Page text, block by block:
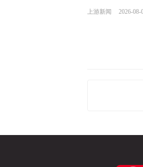
上游新闻 2026-08-